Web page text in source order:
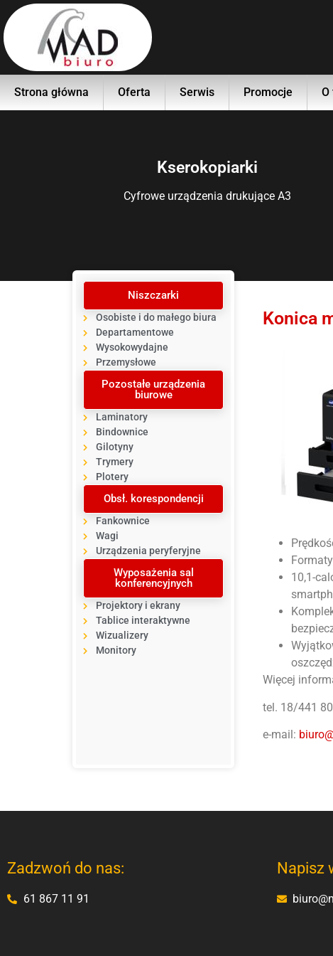
Strona główna Oferta Serwis Promocje O
Kserokopiarki
Cyfrowe urządzenia drukujące A3
Niszczarki
Osobiste i do małego biura
Departamentowe
Wysokowydajne
Przemysłowe
Pozostałe urządzenia
biurowe
Laminatory
Bindownice
Gilotyny
Trymery
Plotery
Obsł. korespondencji
Fankownice
Wagi
Urządzenia peryferyjne
Wyposażenia sal
konferencyjnych
Projektory i ekrany
Tablice interaktywne
Wizualizery
Monitory
Konica
10,1-
Więcej
tel. 18/441
e-mail:
Zadzwoń do nas:
61 867 11 91
Napisz